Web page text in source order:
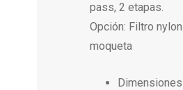
pass, 2 etapas.
Opción: Filtro
moqueta